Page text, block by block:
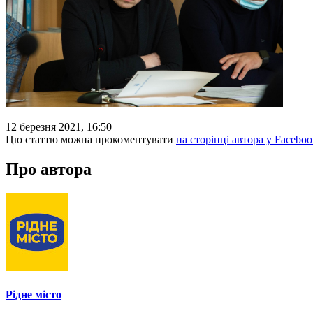
12 березня 2021, 16:50
Цю статтю можна прокоментувати на сторінці автора у
Про автора
Рідне місто